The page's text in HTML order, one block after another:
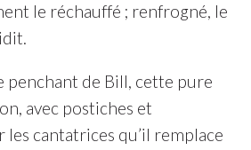
le réchauffé ; renfrogné, le
penchant de Bill, cette pure
avec postiches et
cantatrices qu’il remplace